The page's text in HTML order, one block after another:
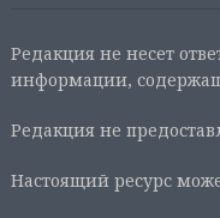
Редакция не несет
информации,
Редакция не
Настоящий ресурс